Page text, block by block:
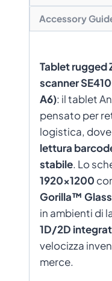
Accessory
Tablet rugged
scanner
A6): il tablet
pensato per
logistica,
lettura
stabile. Lo
1920×1200
Gorilla™ Glass
in ambienti di
1D/2D
velocizza
merce.